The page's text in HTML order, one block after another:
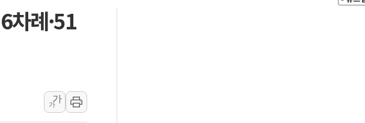
, 12년 연속 MDRT 회원 수 세계 1위…국내 회원 34% 증가
랩스, 'BUILD CON SUMMIT 2026' 참가
버즈, 상반기 매출 245억원…순이익 흑자 전환
차례·51
가
가